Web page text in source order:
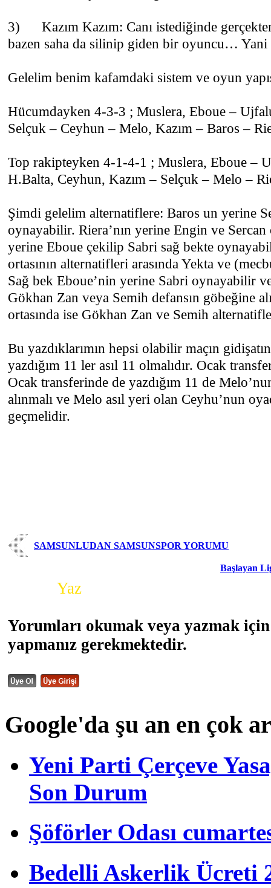
3) Kazım Kazım: Canı istediğinde
bazen saha da silinip giden bir oyuncu… Yani
Gelelim benim kafamdaki sistem ve oyun
Hücumdayken 4-3-3 ; Muslera, Eboue –
Selçuk – Ceyhun – Melo, Kazım – Baros –
Top rakipteyken 4-1-4-1 ; Muslera, Eboue –
H.Balta, Ceyhun, Kazım – Selçuk – Melo –
Şimdi gelelim alternatiflere: Baros un yerine
oynayabilir. Riera’nın yerine Engin ve Sercan
yerine Eboue çekilip Sabri sağ bekte
ortasının alternatifleri arasında Yekta ve
Sağ bek Eboue’nin yerine Sabri oynayabilir
Gökhan Zan veya Semih defansın göbeğine
ortasında ise Gökhan Zan ve Semih
Bu yazdıklarımın hepsi olabilir maçın
yazdığım 11 ler asıl 11 olmalıdır. Ocak
Ocak transferinde de yazdığım 11 de
alınmalı ve Melo asıl yeri olan Ceyhu’nun
geçmelidir.
SAMSUNLUDAN SAMSUNSPOR YORUMU
Başlayan
Yaz
Yorumları okumak veya yazmak
yapmanız gerekmektedir.
Google'da şu an en çok
Yeni Parti Çerçeve
Son Durum
Şöförler Odası
Bedelli Askerlik Ücreti